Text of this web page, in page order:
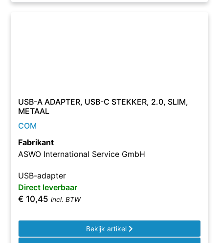
USB-A ADAPTER, USB-C STEKKER, 2.0, SLIM,
METAAL
COM
Fabrikant
ASWO International Service GmbH
USB-adapter
Direct leverbaar
€ 10,45 incl. BTW
Bekijk artikel